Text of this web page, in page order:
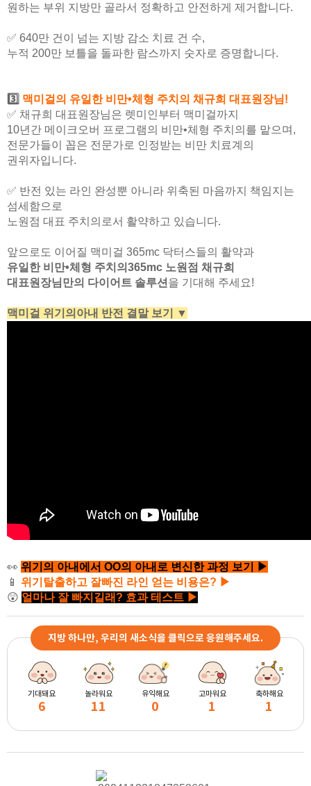
원하는 부위 지방만 골라서 정확하고 안전하게 제거합니다.
✅ 640만 건이 넘는 지방 감소 치료 건 수,
누적 200만 보틀을 돌파한 람스까지 숫자로 증명합니다.
3️⃣ 맥미걸의 유일한 비만•체형 주치의 채규희 대표원장님!
✅ 채규희 대표원장님은 렛미인부터 맥미걸까지
10년간 메이크오버 프로그램의 비만•체형 주치의를 맡으며,
전문가들이 꼽은 전문가로 인정받는 비만 치료계의
권위자입니다.
✅ 반전 있는 라인 완성뿐 아니라 위축된 마음까지 책임지는
섬세함으로
노원점 대표 주치의로서 활약하고 있습니다.
앞으로도 이어질 맥미걸 365mc 닥터스들의 활약과
유일한 비만•체형 주치의365mc 노원점 채규희
대표원장님만의 다이어트 솔루션 을 기대해 주세요!
맥미걸 위기의아내 반전 결말 보기 ▼
👀 위기의 아내에서 OO의 아내로 변신한 과정 보기 ▶
📱 위기탈출하고 잘빠진 라인 얻는 비용은? ▶
😲 얼마나 잘 빠지길래? 효과 테스트 ▶
지방 하나만, 우리의 새소식을 클릭으로 응원해주세요.
기대돼요
6
놀라워요
11
유익해요
0
고마워요
1
축하해요
1